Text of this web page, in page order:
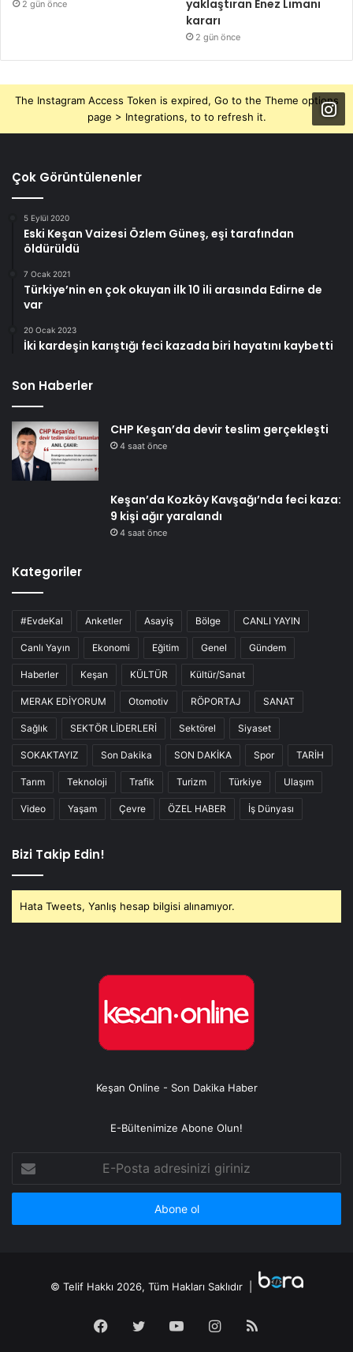
2 gün önce
yaklaştıran Enez Limanı
kararı
2 gün önce
The Instagram Access Token is expired, Go to the Theme options
page > Integrations, to to refresh it.
Çok Görüntülenenler
5 Eylül 2020
Eski Keşan Vaizesi Özlem Güneş, eşi tarafından
öldürüldü
7 Ocak 2021
Türkiye’nin en çok okuyan ilk 10 ili arasında Edirne de
var
20 Ocak 2023
İki kardeşin karıştığı feci kazada biri hayatını kaybetti
Son Haberler
CHP Keşan’da devir teslim gerçekleşti
4 saat önce
Keşan’da Kozköy Kavşağı’nda feci kaza:
9 kişi ağır yaralandı
4 saat önce
Kategoriler
#EvdeKal Anketler Asayiş Bölge CANLI YAYIN
Canlı Yayın Ekonomi Eğitim Genel Gündem
Haberler Keşan KÜLTÜR Kültür/Sanat
MERAK EDİYORUM Otomotiv RÖPORTAJ SANAT
Sağlık SEKTÖR LİDERLERİ Sektörel Siyaset
SOKAKTAYIZ Son Dakika SON DAKİKA Spor TARİH
Tarım Teknoloji Trafik Turizm Türkiye Ulaşım
Video Yaşam Çevre ÖZEL HABER İş Dünyası
Bizi Takip Edin!
Hata Tweets, Yanlış hesap bilgisi alınamıyor.
Keşan Online - Son Dakika Haber
E-Bültenimize Abone Olun!
Posta
adresinizi
© Telif Hakkı 2026, Tüm Hakları Saklıdır |
Facebook
TwitterYouTubeInstagram
RSS